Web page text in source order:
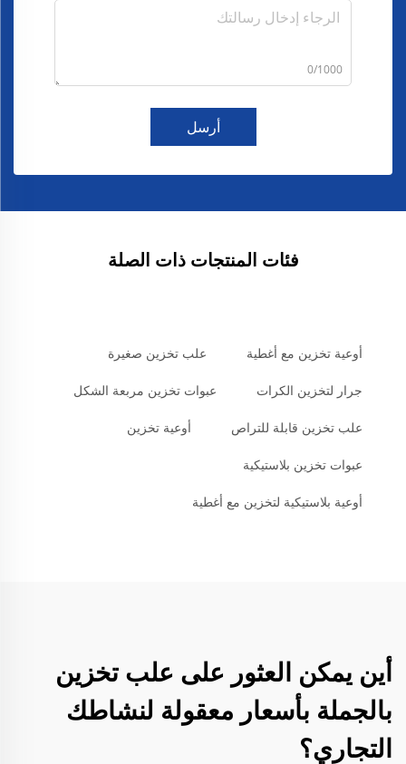
0/1000
أرسل
فئات المنتجات ذات الصلة
أوعية تخزين مع أغطية علب تخزين صغيرة
جرار لتخزين الكرات عبوات تخزين مربعة الشكل
علب تخزين قابلة للتراص أوعية تخزين
عبوات تخزين بلاستيكية
أوعية بلاستيكية لتخزين مع أغطية
أين يمكن العثور على علب تخزين
بالجملة بأسعار معقولة لنشاطك
التجاري؟